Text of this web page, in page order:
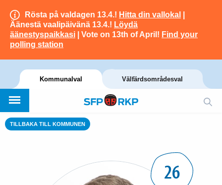
Rösta på valdagen 13.4.! Hitta din vallokal
Äänestä vaalipäivänä 13.4.! Löydä
äänestyspaikkasi | Vote on 13th of April! Find your
polling station
Kommunalval Välfärdsområdesval
TILLBAKA TILL KOMMUNEN
26